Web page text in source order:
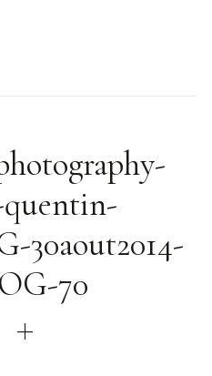
quentin-
30aout2014-
70